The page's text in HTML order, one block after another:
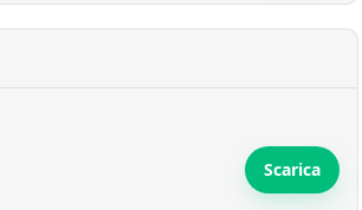
Scarica